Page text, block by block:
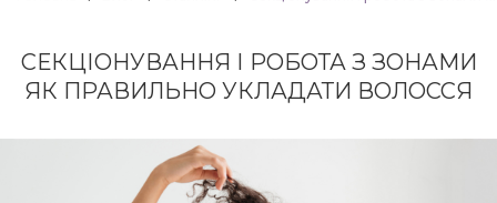
СЕКЦІОНУВАННЯ І РОБОТА З ЗОНАМИ
ЯК ПРАВИЛЬНО УКЛАДАТИ ВОЛОССЯ